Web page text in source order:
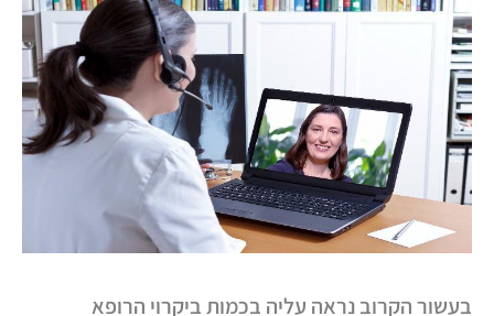
בעשור הקרוב נראה עליה בכמות ביקרוי הרופא